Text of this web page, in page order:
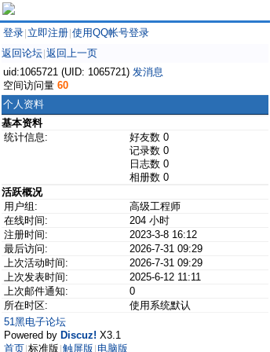
登录 立即注册 使用QQ帐号登录
返回论坛 返回上一页
uid:1065721 (UID: 1065721) 发消息
空间访问量 60
个人资料
基本资料
统计信息:
好友数 0
记录数 0
日志数 0
相册数 0
活跃概况
用户组:
高级工程师
在线时间:
204 小时
注册时间:
2023-3-8 16:12
最后访问:
2026-7-31 09:29
上次活动时间:
2026-7-31 09:29
上次发表时间:
2025-6-12 11:11
上次邮件通知:
0
所在时区:
使用系统默认
51黑电子论坛
Powered by Discuz! X3.1
首页 标准版 触屏版 电脑版